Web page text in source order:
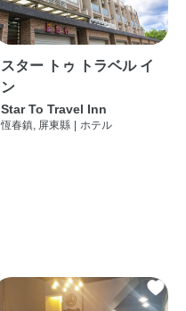
スター トゥ トラベル イ
ン
Star To Travel Inn
恆春鎮, 屏東縣 ホテル